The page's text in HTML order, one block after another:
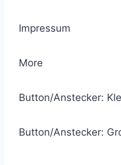
Impressum
More
Button/Anstecker:
Button/Anstecker: